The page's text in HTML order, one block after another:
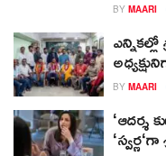
BY MAARI
BY MAARI
‘ఆదర్శ